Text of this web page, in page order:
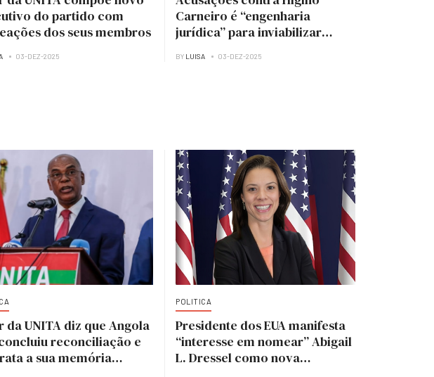
do partido com
dos seus membros
03-DEZ-2025
Carneiro é “engenharia
jurídica” para inviabilizar
MPLA — analista
BY LUISA 03-DEZ-2025
da UNITA diz que Angola
reconciliação e
a sua memória
POLITICA
Presidente dos EUA manifesta
“interesse em nomear” Abigail
L. Dressel como nova